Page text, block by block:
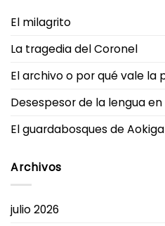
El milagrito
La tragedia del Coronel
El archivo o por qué vale la
Desespesor de la lengua
El guardabosques de
Archivos
julio 2026